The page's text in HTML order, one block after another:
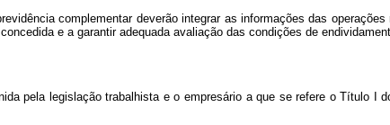
complementar deverão integrar as informações das
e a garantir adequada avaliação das condições de
pela legislação trabalhista e o empresário a que se refere o Título I